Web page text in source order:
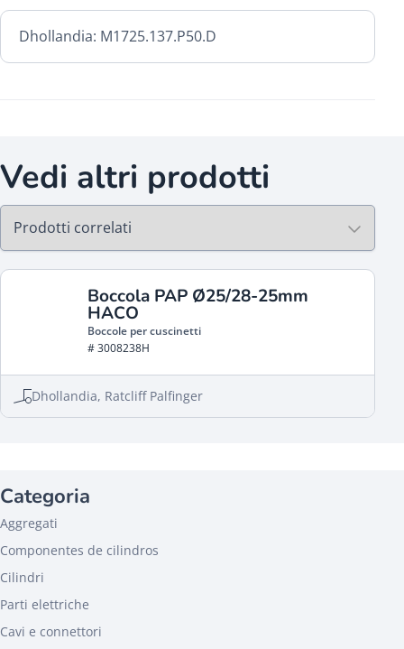
Dhollandia: M1725.137.P50.D
Vedi altri prodotti
Boccola PAP Ø25/28-25mm
HACO
Boccole per cuscinetti
# 3008238H
Dhollandia, Ratcliff Palfinger
Categoria
Aggregati
Componentes de cilindros
Cilindri
Parti elettriche
Cavi e connettori